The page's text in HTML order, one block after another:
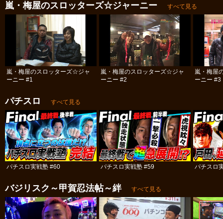
嵐・梅屋のスロッターズ☆ジャーニー
すべて見る
嵐・梅屋のスロッターズ☆ジャ
ーニー #1
嵐・梅屋のスロッターズ☆ジャ
ーニー #2
嵐・梅屋
ーニー #3
パチスロ すべて見る
パチスロ実戦塾 #60 パチスロ実戦塾 #59 パチスロ
バジリスク～甲賀忍法帖～絆 すべて見る